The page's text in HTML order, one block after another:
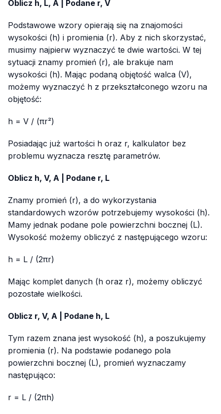
Oblicz h, L, A | Podane r, V
Podstawowe wzory opierają się na znajomości
wysokości (h) i promienia (r). Aby z nich skorzystać,
musimy najpierw wyznaczyć te dwie wartości. W tej
sytuacji znamy promień (r), ale brakuje nam
wysokości (h). Mając podaną objętość walca (V),
możemy wyznaczyć h z przekształconego wzoru na
objętość:
h = V / (πr²)
Posiadając już wartości h oraz r, kalkulator bez
problemu wyznacza resztę parametrów.
Oblicz h, V, A | Podane r, L
Znamy promień (r), a do wykorzystania
standardowych wzorów potrzebujemy wysokości (h).
Mamy jednak podane pole powierzchni bocznej (L).
Wysokość możemy obliczyć z następującego wzoru:
h = L / (2πr)
Mając komplet danych (h oraz r), możemy obliczyć
pozostałe wielkości.
Oblicz r, V, A | Podane h, L
Tym razem znana jest wysokość (h), a poszukujemy
promienia (r). Na podstawie podanego pola
powierzchni bocznej (L), promień wyznaczamy
następująco:
r = L / (2πh)